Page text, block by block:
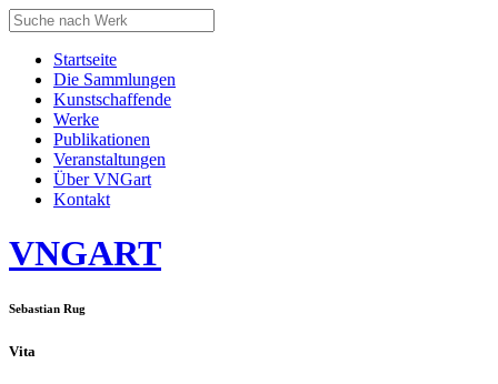
Startseite
Die Sammlungen
Kunstschaffende
Werke
Publikationen
Veranstaltungen
Über VNGart
Kontakt
VNGART
Sebastian Rug
Vita